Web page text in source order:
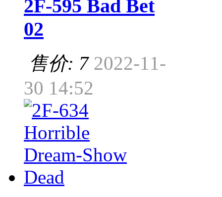
2F-595 Bad Bet
02
售价: 7 2022-11-
30 14:52